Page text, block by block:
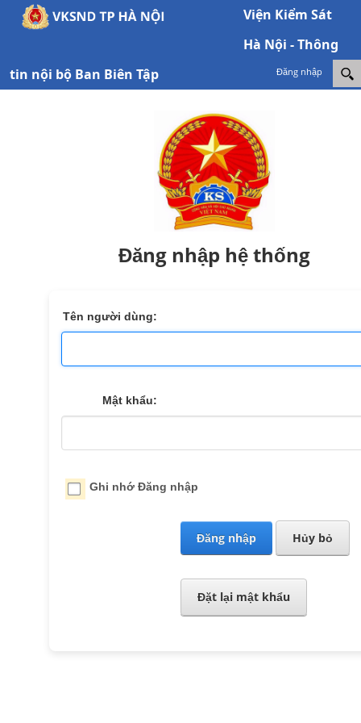
Viện Kiểm Sát
Hà Nội - Thông
tin nội bộ Ban Biên Tập
Đăng nhập
Đăng nhập hệ thống
Tên người dùng:
Mật khẩu:
Ghi nhớ Đăng nhập
Đăng nhập Hủy bỏ
Đặt lại mật khẩu